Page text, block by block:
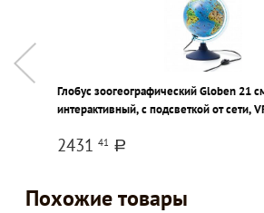
Глобус зоогеографический Globen 21
интерактивный, с подсветкой от сети,
2431 41 a
Похожие товары